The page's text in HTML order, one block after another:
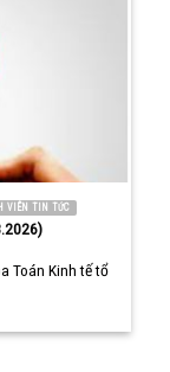
VIÊN TIN TỨC
Toán Kinh tế tổ